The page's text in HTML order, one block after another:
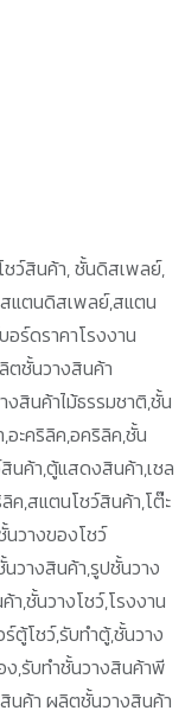
ว์สินค้า, ชั้นดิสเพลย์,
แตนดิสเพลย์,สแตน
ร์ดราคาโรงงาน
ตชั้นวางสินค้า
สินค้าไม้ธรรมชาติ,ชั้น
ะคริลิค,อคริลิค,ชั้น
นค้า,ตู้แสดงสินค้า,เชล
ค,สแตนโชว์สินค้า,โต๊ะ
นวางของโชว์
วางสินค้า,รูปชั้นวาง
,ชั้นวางโชว์,โรงงาน
ตู้โชว์,รับทำตู้,ชั้นวาง
ง,รับทำชั้นวางสินค้าพี
นค้า ผลิตชั้นวางสินค้า